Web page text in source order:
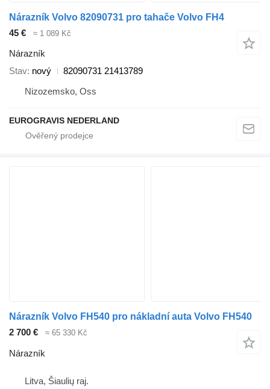
Nárazník Volvo 82090731 pro tahače Volvo FH4
45 €
≈ 1 089 Kč
Nárazník
Stav nový
82090731 21413789
Nizozemsko, Oss
EUROGRAVIS NEDERLAND
Nárazník Volvo FH540 pro nákladní auta Volvo FH540
2 700 €
≈ 65 330 Kč
Nárazník
Litva, Šiaulių raj.